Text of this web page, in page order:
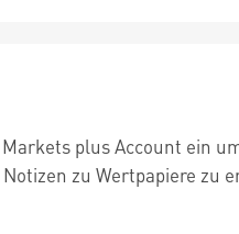
plus Account ein
zu Wertpapiere zu